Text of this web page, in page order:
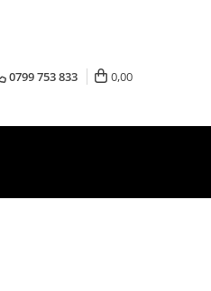
0799 753 833 0,00